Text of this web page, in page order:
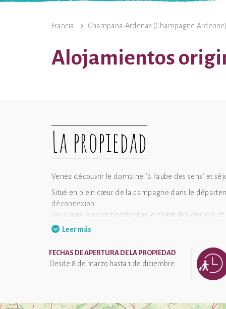
LA PROPIEDAD LOS ALOJAMIENTOS
Francia Champaña-Ardenas (Champagne-
Alojamientos
La propiedad
Venez découvrir le domaine "à l'aube des sens" et
Situé en plein cœur de la campagne dans le
déconnexion.
Vous vous laisserez porter par le chant des oiseaux
Sur place, profitez de la piscine chauffée et offrez-
En fin de soirée, vous pourrez ravir vos papilles et
Leer más
FECHAS DE APERTURA DE LA PROPIEDAD
Desde 8 de marzo hasta 1 de diciembre